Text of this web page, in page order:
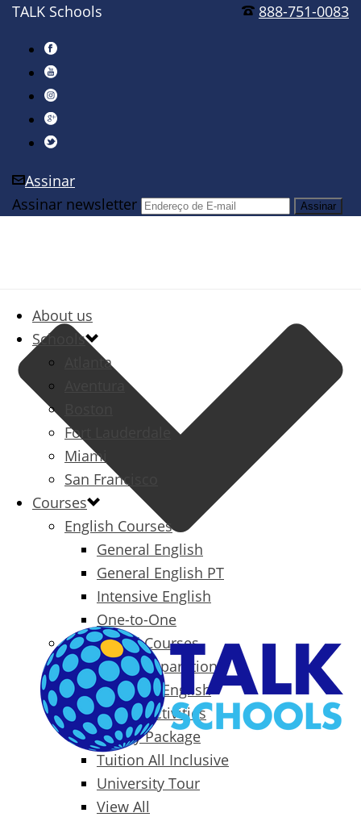
888-751-0083
TALK Schools
Assinar
Assinar newsletter
About us
Schools
Atlanta
Aventura
Fort Lauderdale
Miami
San Francisco
Courses
English Courses
General English
General English PT
Intensive English
One-to-One
Specialized Courses
Exam Preparation
Business English
Packages & Activities
Family Package
Tuition All Inclusive
University Tour
View All